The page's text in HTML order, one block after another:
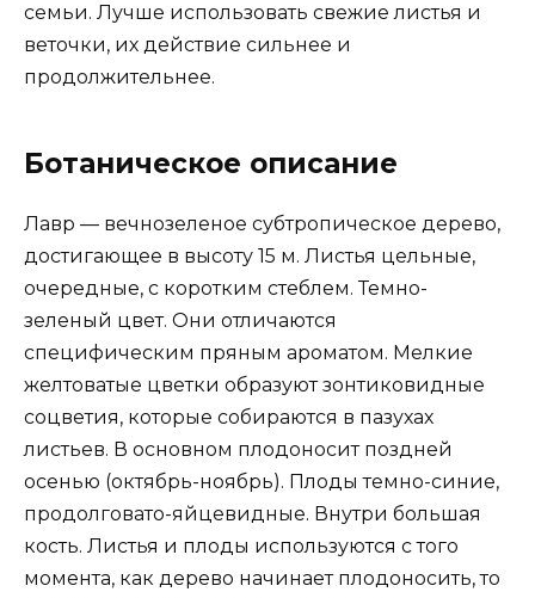
семьи. Лучше использовать свежие листья и
веточки, их действие сильнее и
продолжительнее.
Ботаническое описание
Лавр — вечнозеленое субтропическое дерево,
достигающее в высоту 15 м. Листья цельные,
очередные, с коротким стеблем. Темно-
зеленый цвет. Они отличаются
специфическим пряным ароматом. Мелкие
желтоватые цветки образуют зонтиковидные
соцветия, которые собираются в пазухах
листьев. В основном плодоносит поздней
осенью (октябрь-ноябрь). Плоды темно-синие,
продолговато-яйцевидные. Внутри большая
кость. Листья и плоды используются с того
момента, как дерево начинает плодоносить, то